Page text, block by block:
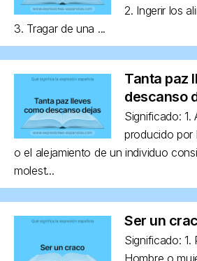
2. Ingerir los
3. Tragar de una ...
Tanta paz
descanso
Significado: 1.
producido por
o el alejamiento de un individuo
molest...
Ser un
Significado: 1.
Hombre o